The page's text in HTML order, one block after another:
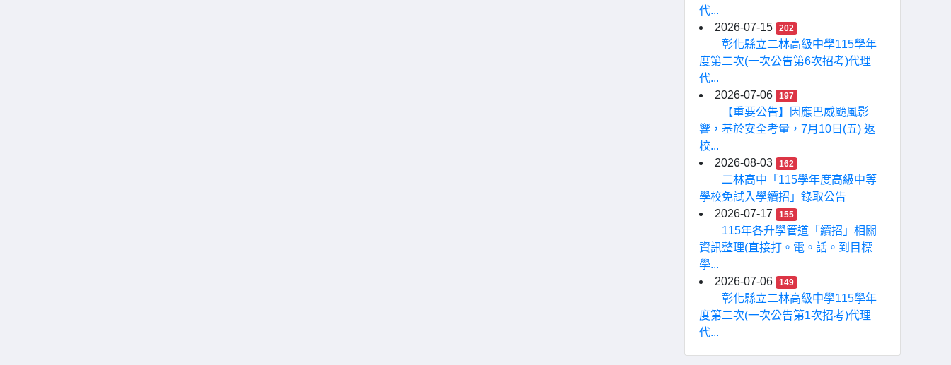
代...
2026-07-15
202
彰化縣立二林高級中學115學年
度第二次(一次公告第6次招考)代理
代...
2026-07-06
197
【重要公告】因應巴威颱風影
響，基於安全考量，7月10日(五) 返
校...
2026-08-03
162
二林高中「115學年度高級中等
學校免試入學續招」錄取公告
2026-07-17
155
115年各升學管道「續招」相關
資訊整理(直接打。電。話。到目標
學...
2026-07-06
149
彰化縣立二林高級中學115學年
度第二次(一次公告第1次招考)代理
代...